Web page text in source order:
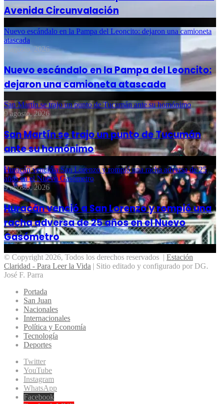
Avenida Circunvalación
Nuevo escándalo en la Pampa del Leoncito: dejaron una camioneta
atascada
9 agosto, 2026
Nuevo escándalo en la Pampa del Leoncito:
dejaron una camioneta atascada
San Martín se trajo un punto de Tucumán ante su homónimo
9 agosto, 2026
San Martín se trajo un punto de Tucumán
ante su homónimo
Huracán venció a San Lorenzo y rompió una racha adversa de 25
años en el Nuevo Gasómetro
9 agosto, 2026
Huracán venció a San Lorenzo y rompió una
racha adversa de 25 años en el Nuevo
Gasómetro
© Copyright 2026, Todos los derechos reservados | Estación
Claridad - Para Leer la Vida | Sitio editado y configurado por DG.
José F. Parra
Portada
San Juan
Nacionales
Internacionales
Política y Economía
Tecnología
Deportes
Twitter
YouTube
Instagram
WhatsApp
Facebook